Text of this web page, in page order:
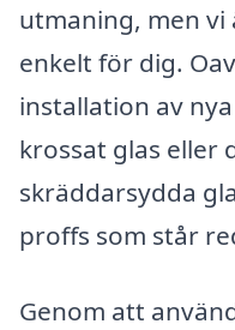
utmaning, men
enkelt för dig.
installation av
krossat glas eller
skräddarsydda
proffs som står
Genom att